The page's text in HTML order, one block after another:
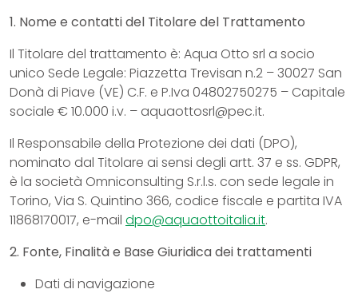
1. Nome e contatti del Titolare del Trattamento
Il Titolare del trattamento è: Aqua Otto srl a socio
unico Sede Legale: Piazzetta Trevisan n.2 – 30027 San
Donà di Piave (VE) C.F. e P.Iva 04802750275 – Capitale
sociale € 10.000 i.v. – aquaottosrl@pec.it.
Il Responsabile della Protezione dei dati (DPO),
nominato dal Titolare ai sensi degli artt. 37 e ss. GDPR,
è la società Omniconsulting S.r.l.s. con sede legale in
Torino, Via S. Quintino 366, codice fiscale e partita IVA
11868170017, e-mail dpo@aquaottoitalia.it.
2. Fonte, Finalità e Base Giuridica dei trattamenti
Dati di navigazione